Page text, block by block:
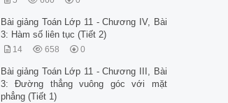
Bài giảng Toán Lớp 11 - Chương IV, Bài
3: Hàm số liên tục (Tiết 2)
14 658 0
Bài giảng Toán Lớp 11 - Chương III, Bài
3: Đường thẳng vuông góc với mặt
phẳng (Tiết 1)